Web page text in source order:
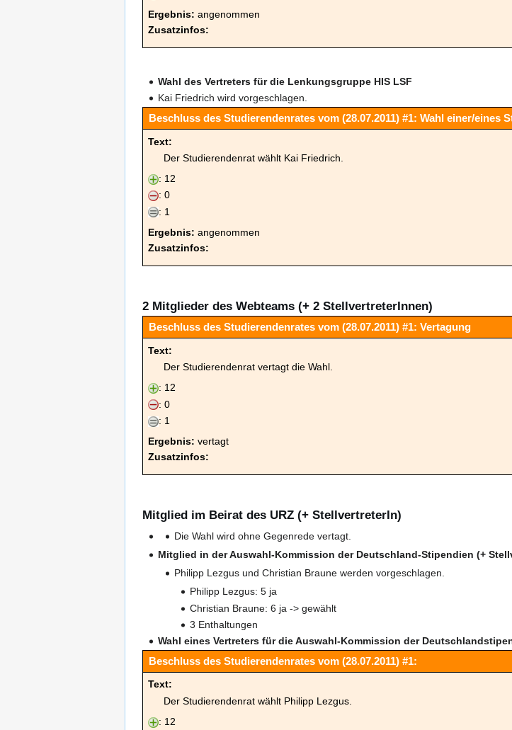
Ergebnis: angenommen
Zusatzinfos:
Wahl des Vertreters für die Lenkungsgruppe HIS LSF
Kai Friedrich wird vorgeschlagen.
Beschluss des Studierendenrates vom (28.07.2011) #1: Wahl einer/
Text:
Der Studierendenrat wählt Kai Friedrich.
: 12
: 0
: 1
Ergebnis: angenommen
Zusatzinfos:
2 Mitglieder des Webteams (+ 2 StellvertreterInnen)
Beschluss des Studierendenrates vom (28.07.2011) #1: Vertagung
Text:
Der Studierendenrat vertagt die Wahl.
: 12
: 0
: 1
Ergebnis: vertagt
Zusatzinfos:
Mitglied im Beirat des URZ (+ StellvertreterIn)
Die Wahl wird ohne Gegenrede vertagt.
Mitglied in der Auswahl-Kommission der Deutschland-Stipendien (+
Philipp Lezgus und Christian Braune werden vorgeschlagen.
Philipp Lezgus: 5 ja
Christian Braune: 6 ja -> gewählt
3 Enthaltungen
Wahl eines Vertreters für die Auswahl-Kommission der
Beschluss des Studierendenrates vom (28.07.2011) #1:
Text:
Der Studierendenrat wählt Philipp Lezgus.
: 12